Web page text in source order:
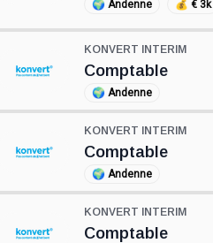
🌍 Andenne 💰€ 3k
KONVERT INTERIM
Comptable
🌍 Andenne
KONVERT INTERIM
Comptable
🌍 Andenne
KONVERT INTERIM
Comptable